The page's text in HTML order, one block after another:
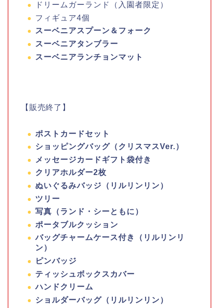
ドリームガーランド（入園者限定）
フィギュア4個
スーベニアスプーン＆フォーク
スーベニアタンブラー
スーベニアランチョンマット
【販売終了】
ポストカードセット
ショッピングバッグ（クリスマスVer.）
メッセージカードギフト袋付き
クリアホルダー2枚
ぬいぐるみバッジ（リルリンリン）
ツリー
写真（ランド・シーともに）
ポータブルクッション
バッグチャームケース付き（リルリンリ
ン）
ピンバッジ
ティッシュボックスカバー
ハンドクリーム
ショルダーバッグ（リルリンリン）